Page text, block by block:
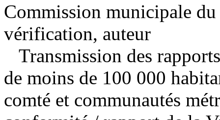
Commission municipale
vérification, auteur
Transmission des
de moins de 100 000
comté et communautés